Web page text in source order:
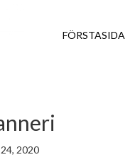
FÖRSTASIDA
2020